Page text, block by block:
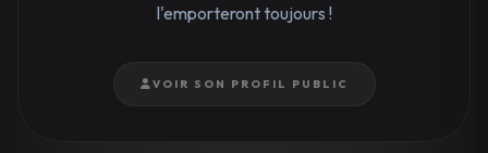
l'emporteront toujours !
VOIR SON PROFIL PUBLIC